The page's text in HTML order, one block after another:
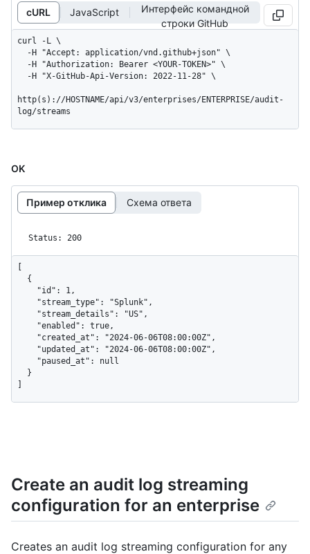
cURL JavaScript
Интерфейс командной
строки GitHub
curl -L \
http(s)://HOSTNAME/api/v3/enterprises/ENTERPRISE/audit-
log/streams
OK
Пример отклика Схема ответа
Status: 200
[
]
Create an audit log streaming
configuration for an enterprise
Creates an audit log streaming configuration for any